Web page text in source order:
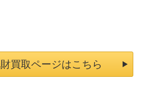
買取ページはこちら